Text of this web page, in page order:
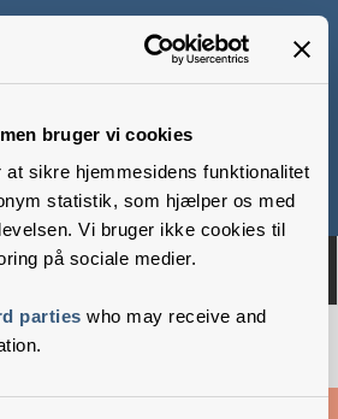
bruger vi cookies
sikre hjemmesidens funktionalitet
statistik, som hjælper os med
Vi bruger ikke cookies til
på sociale medier.
parties who may receive and